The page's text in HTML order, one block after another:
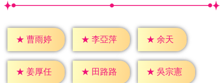
★ 曹雨婷 ★ 李亞萍 ★ 余天
★ 姜厚任 ★ 田路路 ★ 吳宗憲